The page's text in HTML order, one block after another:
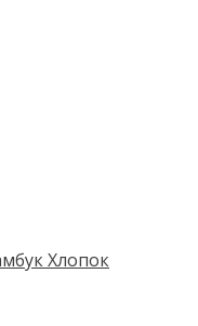
Хлопок